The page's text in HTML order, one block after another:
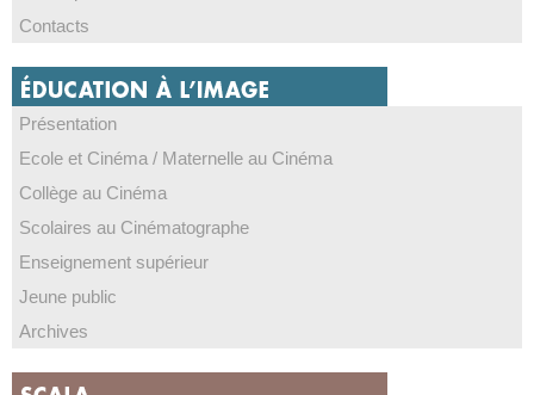
Contacts
Présentation
Ecole et Cinéma / Maternelle au Cinéma
Collège au Cinéma
Scolaires au Cinématographe
Enseignement supérieur
Jeune public
Archives